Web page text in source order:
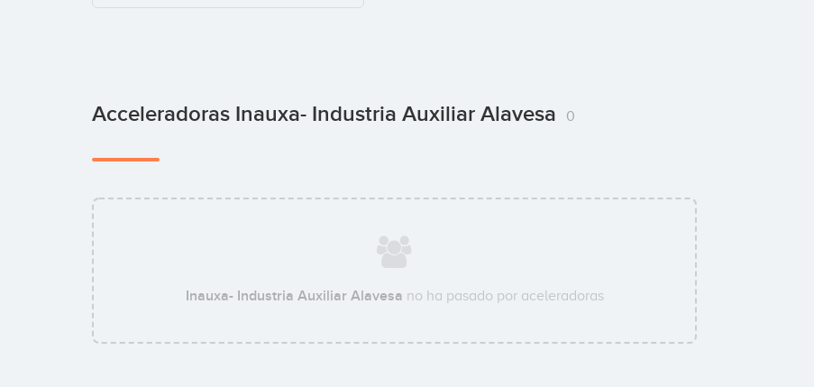
Acceleradoras Inauxa- Industria Auxiliar Alavesa 0
Inauxa- Industria Auxiliar Alavesa no ha pasado por aceleradoras